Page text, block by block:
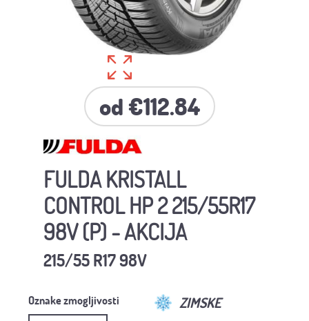
od €112.84
FULDA KRISTALL
CONTROL HP 2 215/55R17
98V (P) - AKCIJA
215/55 R17 98V
Oznake zmogljivosti ZIMSKE